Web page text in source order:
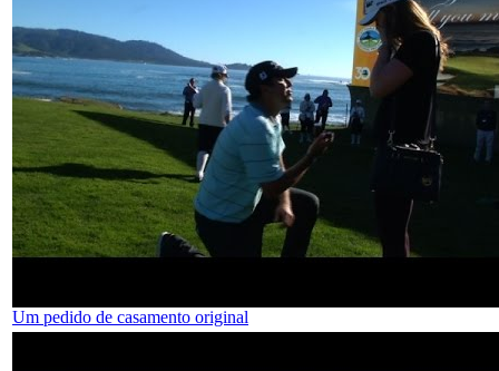
Um pedido de casamento original